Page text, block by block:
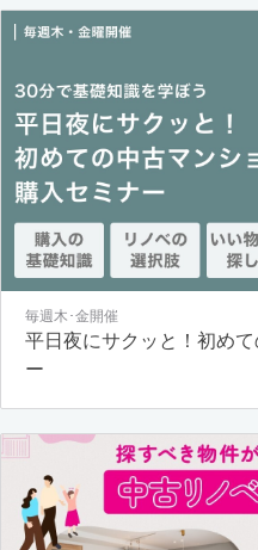
毎週木･金開催
平日夜にサクッと！初め
ー